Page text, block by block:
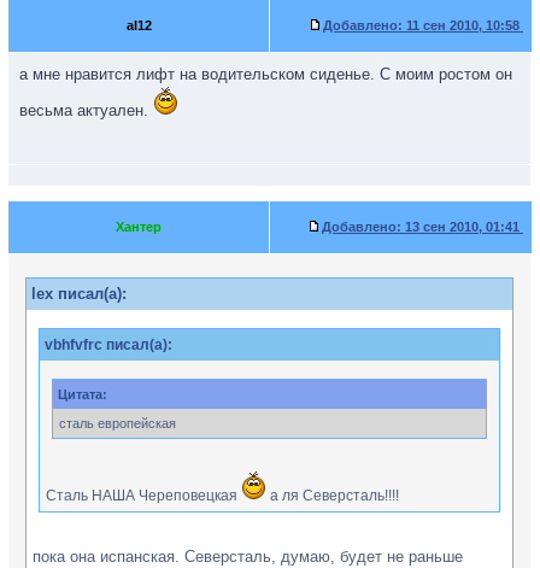
al12 Добавлено: 11 сен 2010, 10:58
а мне нравится лифт на водительском сиденье. С моим ростом он
весьма актуален.
Хантер Добавлено: 13 сен 2010, 01:41
lex писал(а):
vbhfvfrc писал(а):
Цитата:
сталь европейская
Сталь НАША Череповецкая а ля Северсталь!!!!
пока она испанская. Северсталь, думаю, будет не раньше